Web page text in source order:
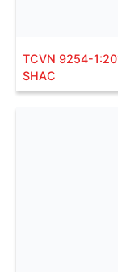
TCVN 9254-
SHAC